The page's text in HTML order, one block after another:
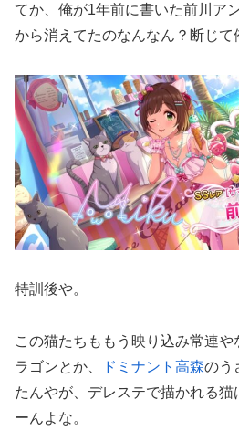
てか、俺が1年前に書いた前川ア
から消えてたのなんなん？断じて
特訓後や。
この猫たちももう映り込み常連や
ラゴンとか、
ドミナント高森のう
たんやが、デレステで描かれる
ーんよな。